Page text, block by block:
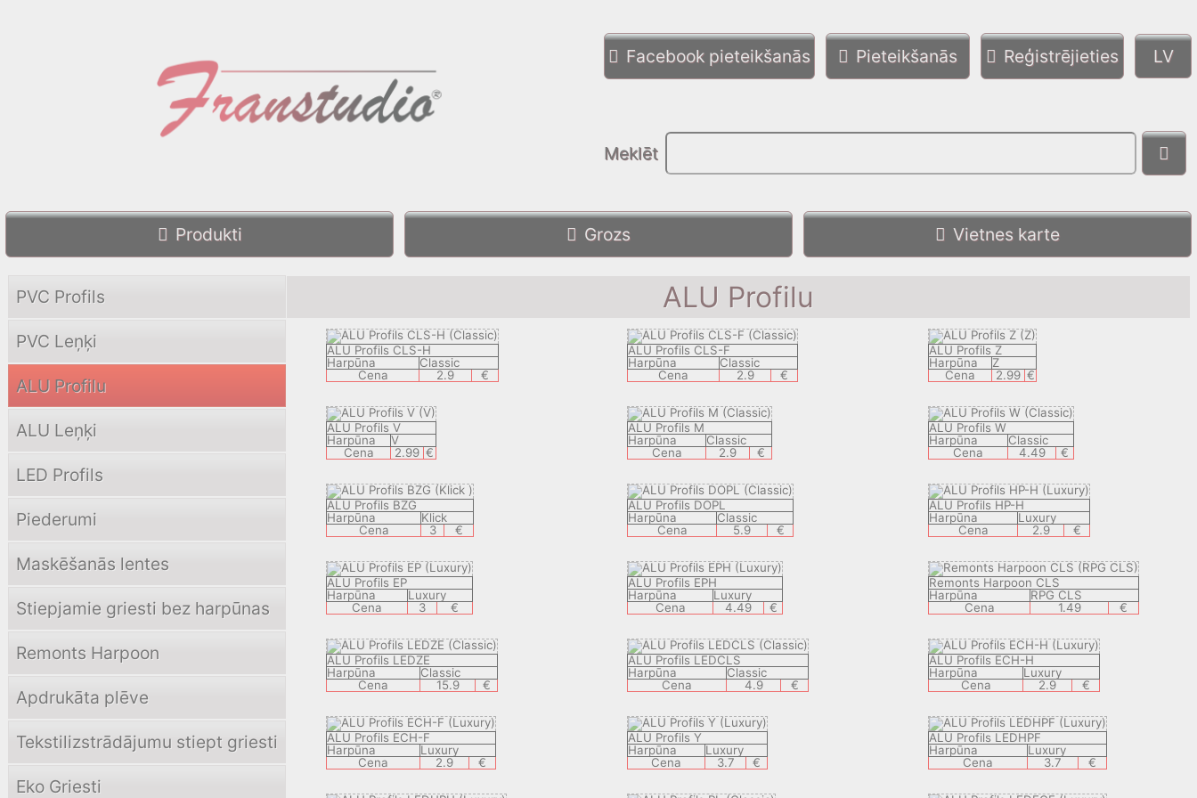
Facebook pieteikšanās Pieteikšanās Reģistrējieties
Meklēt
Produkti Grozs Vietnes karte
PVC Profils
PVC Leņķi
ALU Profilu
ALU Leņķi
LED Profils
Piederumi
Maskēšanās lentes
Stiepjamie griesti bez harpūnas
Remonts Harpoon
Apdrukāta plēve
Tekstilizstrādājumu stiept griesti
Eko Griesti
ALU Profilu
ALU Profils CLS-H
Harpūna
Classic
Cena
2.9 €
ALU Profils CLS-F
Harpūna
Classic
Cena
2.9 €
ALU Profils Z
Harpūna
Z
Cena
2.99 €
ALU Profils V
Harpūna
V
Cena
2.99 €
ALU Profils M
Harpūna
Classic
Cena
2.9 €
ALU Profils W
Harpūna
Classic
Cena
4.49 €
ALU Profils BZG
Harpūna
Klick
Cena
3 €
ALU Profils DOPL
Harpūna
Classic
Cena
5.9 €
ALU Profils HP-H
Harpūna
Luxury
Cena
2.9 €
ALU Profils EP
Harpūna
Luxury
Cena
3 €
ALU Profils EPH
Harpūna
Luxury
Cena
4.49 €
Remonts Harpoon CLS
Harpūna
RPG CLS
Cena
1.49 €
ALU Profils LEDZE
Harpūna
Classic
Cena
15.9 €
ALU Profils LEDCLS
Harpūna
Classic
Cena
4.9 €
ALU Profils ECH-H
Harpūna
Luxury
Cena
2.9 €
ALU Profils ECH-F
Harpūna
Luxury
Cena
2.9 €
ALU Profils Y
Harpūna
Luxury
Cena
3.7 €
ALU Profils LEDHPF
Harpūna
Luxury
Cena
3.7 €